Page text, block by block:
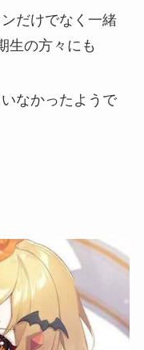
だけでなく一緒
生の方々にも
なかったようで